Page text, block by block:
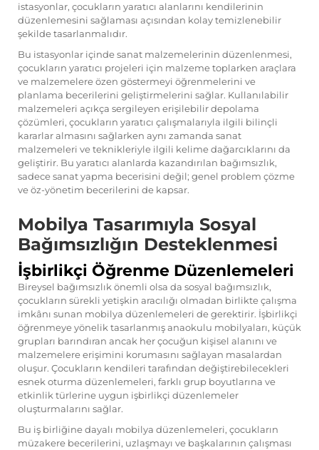
istasyonlar, çocukların yaratıcı alanlarını kendilerinin
düzenlemesini sağlaması açısından kolay temizlenebilir
şekilde tasarlanmalıdır.
Bu istasyonlar içinde sanat malzemelerinin düzenlenmesi,
çocukların yaratıcı projeleri için malzeme toplarken araçlara
ve malzemelere özen göstermeyi öğrenmelerini ve
planlama becerilerini geliştirmelerini sağlar. Kullanılabilir
malzemeleri açıkça sergileyen erişilebilir depolama
çözümleri, çocukların yaratıcı çalışmalarıyla ilgili bilinçli
kararlar almasını sağlarken aynı zamanda sanat
malzemeleri ve teknikleriyle ilgili kelime dağarcıklarını da
geliştirir. Bu yaratıcı alanlarda kazandırılan bağımsızlık,
sadece sanat yapma becerisini değil; genel problem çözme
ve öz-yönetim becerilerini de kapsar.
Mobilya Tasarımıyla Sosyal
Bağımsızlığın Desteklenmesi
İşbirlikçi Öğrenme Düzenlemeleri
Bireysel bağımsızlık önemli olsa da sosyal bağımsızlık,
çocukların sürekli yetişkin aracılığı olmadan birlikte çalışma
imkânı sunan mobilya düzenlemeleri de gerektirir. İşbirlikçi
öğrenmeye yönelik tasarlanmış anaokulu mobilyaları, küçük
grupları barındıran ancak her çocuğun kişisel alanını ve
malzemelere erişimini korumasını sağlayan masalardan
oluşur. Çocukların kendileri tarafından değiştirebilecekleri
esnek oturma düzenlemeleri, farklı grup boyutlarına ve
etkinlik türlerine uygun işbirlikçi düzenlemeler
oluşturmalarını sağlar.
Bu iş birliğine dayalı mobilya düzenlemeleri, çocukların
müzakere becerilerini, uzlaşmayı ve başkalarının çalışması